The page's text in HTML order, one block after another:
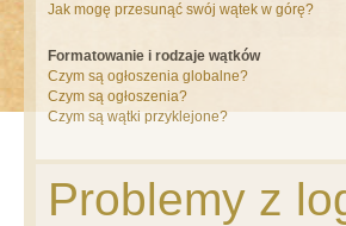
Jak mogę przesunąć swój wątek w górę?
Formatowanie i rodzaje wątków
Czym są ogłoszenia globalne?
Czym są ogłoszenia?
Czym są wątki przyklejone?
Problemy z